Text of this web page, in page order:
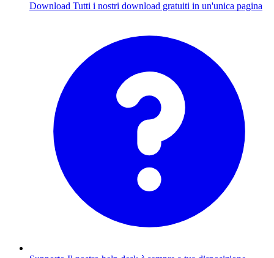
Download Tutti i nostri download gratuiti in un'unica pagina